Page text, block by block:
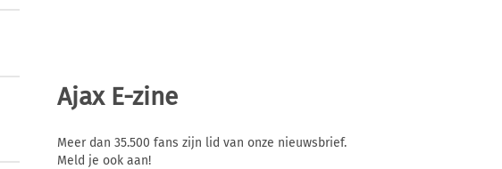
Ajax E-zine
Meer dan 35.500 fans zijn lid van onze nieuwsbrief.
Meld je ook aan!